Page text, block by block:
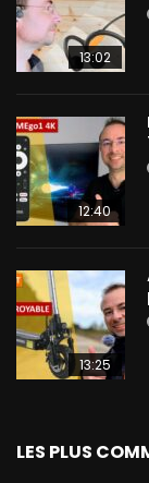
13:02
12:40
13:25
LES PLUS